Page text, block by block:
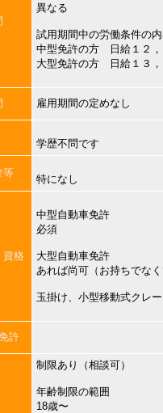
異なる
試用期間中の労働条件の
中型免許の方 日給１２，
大型免許の方 日給１３，
雇用期間の定めなし
学歴不問です
等
特になし
資格
中型自動車免許
必須
大型自動車免許
あれば尚可（お持ちでなく
玉掛け、小型移動式クレ
許
制限あり（相談可）
年齢制限の範囲
18歳〜